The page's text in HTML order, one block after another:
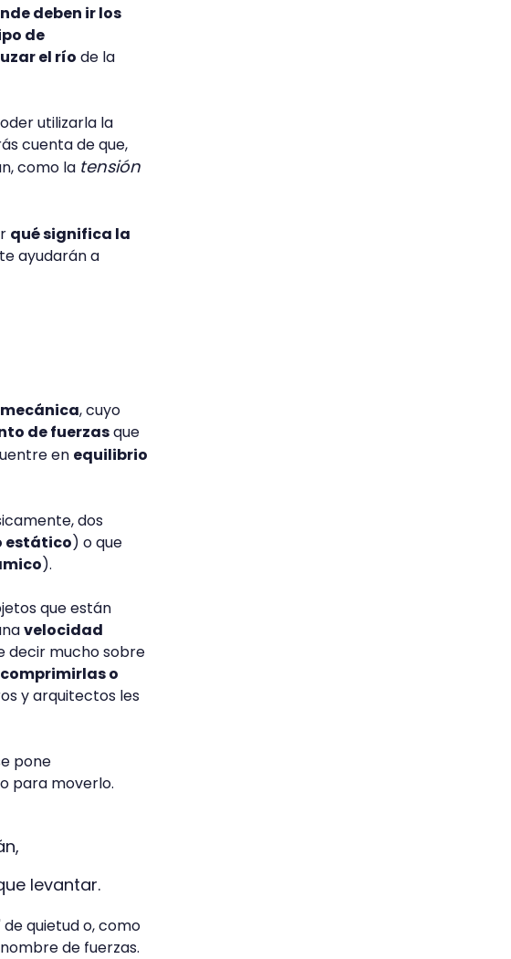
deben ir los
de
el río de la
utilizarla la
cuenta de que,
como la tensión
qué significa la
ayudarán a
mecánica, cuyo
de fuerzasque
en equilibrio
dos
estático) o que
).
que están
velocidad
decir mucho sobre
o
y arquitectos les
pone
para moverlo.
levantar.
quietud o, como
de fuerzas.